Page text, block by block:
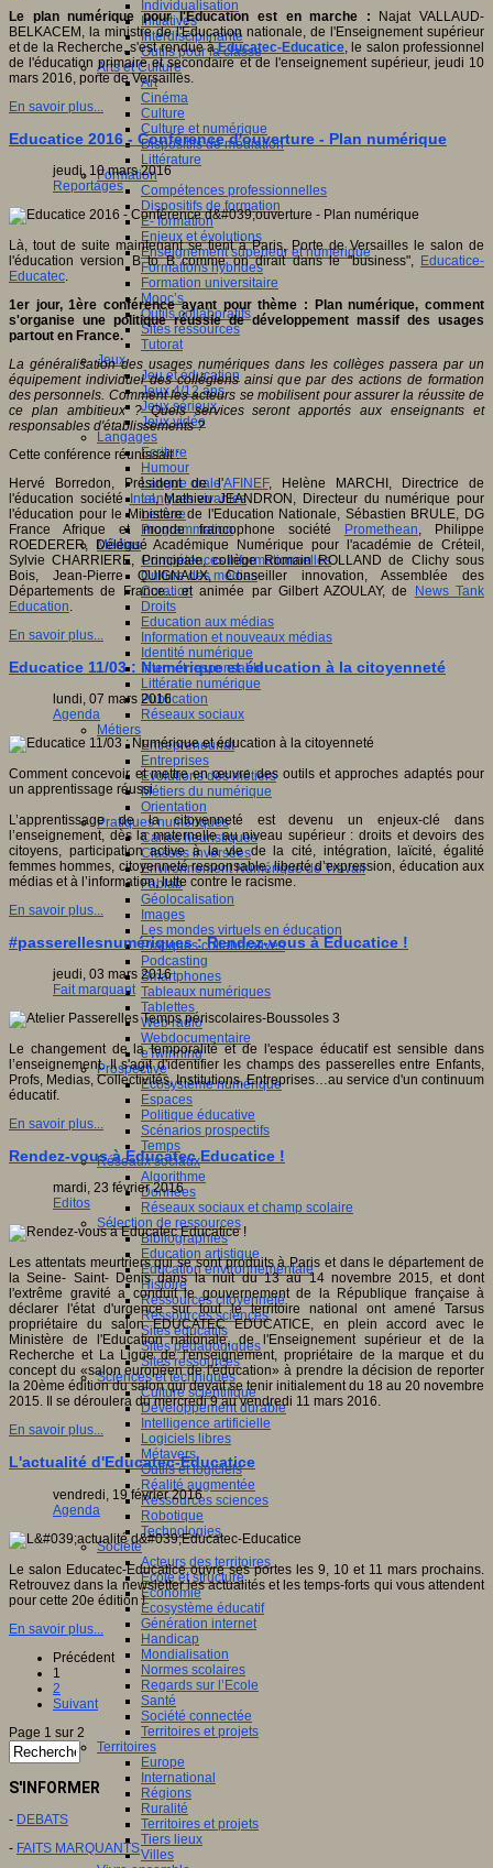
Individualisation
Initiatives
Interdisciplinarité
Outils pour la classe
Arts et Culture
Art
Cinéma
Culture
Culture et numérique
Dispositifs de médiation
Littérature
Formation
Compétences professionnelles
Dispositifs de formation
E- formation
Enjeux et évolutions
Enseignement supérieur et numérique
Formations hybrides
Formation universitaire
Mooc’s
Outils collaboratifs
Sites ressources
Tutorat
Jeux
Jeu et éducation
Jeux 4/12 ans
Jeux sérieux
Jeux vidéo
Langages
Ecriture
Humour
Langue orale
Langues vivantes
Lecture
Programmation
Médias
Compétences informationnelles
Culture des médias
Curation
Droits
Education aux médias
Information et nouveaux médias
Identité numérique
Internet responsable
Littératie numérique
Publication
Réseaux sociaux
Métiers
Entrepreneuriat
Entreprises
Evolutions des métiers
Métiers du numérique
Orientation
Pratiques numériques
Cartes heuristiques
Classes inversées
Environnement Numérique de Travail
Fablab
Géolocalisation
Images
Les mondes virtuels en éducation
Pratiques collaboratives
Podcasting
Smartphones
Tableaux numériques
Tablettes
Web radio
Webdocumentaire
eTwinning
Prospective
Ecosystème numérique
Espaces
Politique éducative
Scénarios prospectifs
Temps
Réseaux sociaux
Algorithme
Données
Réseaux sociaux et champ scolaire
Sélection de ressources
Bibliographies
Education artistique
Education environnementale
Histoire
Ressources citoyenneté
Ressources sciences
Sites éducatifs
Sites pédagogiques
Sites ressources
Sciences et techniques
Culture scientifique
Développement durable
Intelligence artificielle
Logiciels libres
Métavers
Outils et logiciels
Réalité augmentée
Ressources sciences
Robotique
Technologies
Société
Acteurs des territoires
Ecole et structure
Economie
Ecosystème éducatif
Génération internet
Handicap
Mondialisation
Normes scolaires
Regards sur l’Ecole
Santé
Société connectée
Territoires et projets
Territoires
Europe
International
Régions
Ruralité
Territoires et projets
Tiers lieux
Villes
Le plan numérique pour l'Education est en marche :
Najat VALLAUD-
BELKACEM, la ministre de l'Éducation nationale, de l'Enseignement supérieur
et de la Recherche, s'est rendue àEducatec-Educatice, le salon professionnel
de l'éducation primaire et secondaire et de l'enseignement supérieur, jeudi 10
mars 2016, porte de Versailles.
En savoir plus...
Educatice 2016 - Conférence d'ouverture - Plan numérique
jeudi, 10 mars 2016
Reportages
Là, tout de suite maintenant se tient à Paris, Porte de Versailles le salon de
l'éducation version B to B comme on dirait dans le "business", Educatice-
Educatec.
1er jour, 1ère conférence ayant pour thème : Plan numérique, comment
s'organise une politique réussie de développement massif des usages
partout en France.
La généralisation des usages numériques dans les collèges passera par un
équipement individuel des collégiens ainsi que par des actions de formation
des personnels. Comment les acteurs se mobilisent pour assurer la réussite de
ce plan ambitieux ? Quels services seront apportés aux enseignants et
responsables d'établissements ?
Cette conférence réunissait :
Hervé Borredon, Président de l'AFINEF, Helène MARCHI, Directrice de
l'éducation sociétéIntel, Mathieu JEANDRON, Directeur du numérique pour
l'éducation pour le Ministère de l'Education Nationale, Sébastien BRULE, DG
France Afrique et monde francophone société
Promethean, Philippe
ROEDERER, Délégué Académique Numérique pour l'académie de Créteil,
Sylvie CHARRIERE, Principale, collège Romain ROLLAND de Clichy sous
Bois, Jean-Pierre QUIGNAUX, Conseiller innovation, Assemblée des
Départements de France... et animée par Gilbert AZOULAY, de
News Tank
Education.
En savoir plus...
Educatice 11/03 : Numérique et éducation à la citoyenneté
lundi, 07 mars 2016
Agenda
Comment concevoir et mettre en œuvre des outils et approches adaptés pour
un apprentissage réussi
L’apprentissage de la citoyenneté est devenu un enjeux-clé dans
l’enseignement, dès la maternelle au niveau supérieur : droits et devoirs des
citoyens, participation active à la vie de la cité, intégration, laïcité, égalité
femmes hommes, citoyenneté responsable, liberté d’expression, éducation aux
médias et à l’information, lutte contre le racisme.
En savoir plus...
#passerellesnumériques : Rendez-vous à Educatice !
jeudi, 03 mars 2016
Fait marquant
Le changement de la temporalité et de l'espace éducatif est sensible dans
l’enseignement. Il s'agit d'identifier les champs des passerelles entre Enfants,
Profs, Medias, Collectivités, Institutions, Entreprises…au service d'un continuum
éducatif.
En savoir plus...
Rendez-vous à Educatec Educatice !
mardi, 23 février 2016
Editos
Les attentats meurtriers qui se sont produits à Paris et dans le département de
la Seine- Saint- Denis dans la nuit du 13 au 14 novembre 2015, et dont
l'extrême gravité a conduit le gouvernement de la République française à
déclarer l'état d'urgence sur tout le territoire national ont amené Tarsus
propriétaire du salon EDUCATEC EDUCATICE, en plein accord avec le
Ministère de l'Education nationale, de l'Enseignement supérieur et de la
Recherche et La Ligue de l'enseignement, propriétaire de la marque et du
concept du «salon européen de l'éducation» à prendre la décision de reporter
la 20ème édition du salon qui devait se tenir initialement du 18 au 20 novembre
2015. Il se déroulera du mercredi 9 au vendredi 11 mars 2016.
En savoir plus...
L'actualité d'Educatec-Educatice
vendredi, 19 février 2016
Agenda
Le salon Educatec-Educatice ouvre ses portes les 9, 10 et 11 mars prochains.
Retrouvez dans la newsletter les actualités et les temps-forts qui vous attendent
pour cette 20e édition !
En savoir plus...
Précédent
1
2
Suivant
Page 1 sur 2
S'INFORMER
- DEBATS
- FAITS MARQUANTS